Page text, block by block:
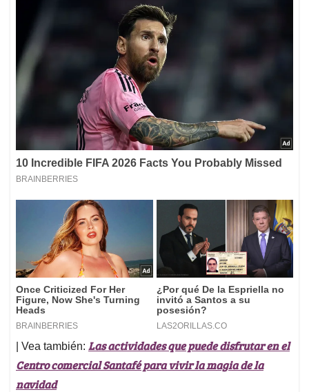
| Vea también: Las actividades que puede disfrutar en el
Centro comercial Santafé para vivir la magia de la
navidad